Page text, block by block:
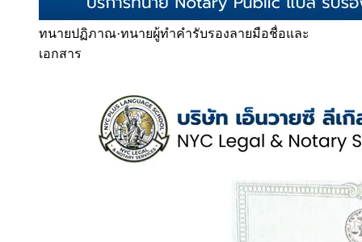
ทนายปฏิภาณ·ทนายผู้ทำคำรับรองลายมือชื่อและ
เอกสาร